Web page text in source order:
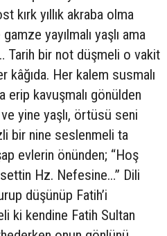
kırk yıllık akraba olma
yayılmalı yaşlı ama
Tarih bir not düşmeli o vakit
kâğıda. Her kalem susmalı
erip kavuşmalı gönülden
yine yaşlı, örtüsü seni
bir nine seslenmeli ta
evlerin önünden; “Hoş
Hz. Nefesine…” Dili
düşünüp Fatih’i
ki kendine Fatih Sultan